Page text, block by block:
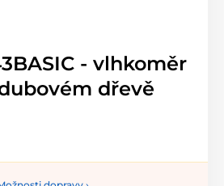
- vlhkoměr
dřevě